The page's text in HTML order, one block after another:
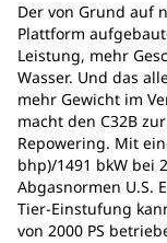
Der von Grund auf
Plattform
Leistung, mehr
Wasser. Und das
mehr Gewicht im
macht den C32B
Repowering. Mit
bhp)/1491 bkW bei
Abgasnormen U.S.
Tier-Einstufung
von 2000 PS